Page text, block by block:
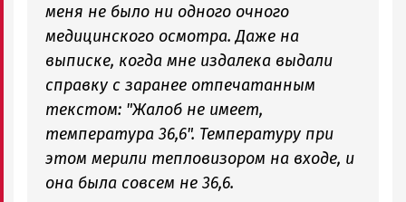
меня не было ни одного очного
медицинского осмотра. Даже на
выписке, когда мне издалека выдали
справку с заранее отпечатанным
текстом: "Жалоб не имеет,
температура 36,6". Температуру при
этом мерили тепловизором на входе, и
она была совсем не 36,6.